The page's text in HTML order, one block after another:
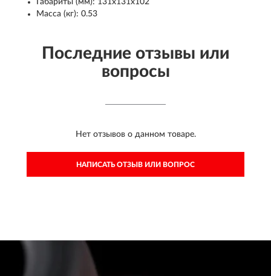
Габариты (мм): 131x131x102
Масса (кг): 0.53
Последние отзывы или
вопросы
Нет отзывов о данном товаре.
НАПИСАТЬ ОТЗЫВ ИЛИ ВОПРОС